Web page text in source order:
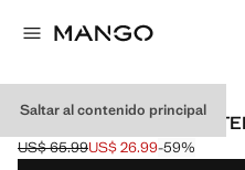
Saltar al contenido principal
CHALECO CUELLO
Precio inicial tachado [US$ 65.99 ]
US$ 65.99
Precio actual [US$ 26.99 ]
US$ 26.99-59%
Selecciona un color